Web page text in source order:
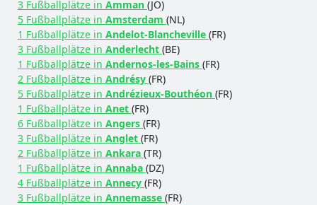
3 Fußballplätze in Amman (JO)
5 Fußballplätze in Amsterdam (NL)
1 Fußballplätze in Andelot-Blancheville (FR)
3 Fußballplätze in Anderlecht (BE)
1 Fußballplätze in Andernos-les-Bains (FR)
2 Fußballplätze in Andrésy (FR)
5 Fußballplätze in Andrézieux-Bouthéon (FR)
1 Fußballplätze in Anet (FR)
6 Fußballplätze in Angers (FR)
3 Fußballplätze in Anglet (FR)
2 Fußballplätze in Ankara (TR)
1 Fußballplätze in Annaba (DZ)
4 Fußballplätze in Annecy (FR)
3 Fußballplätze in Annemasse (FR)